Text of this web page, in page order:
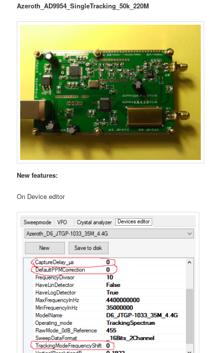
Azeroth_AD9954_SingleTracking_50k_220M
New features:
On Device editor